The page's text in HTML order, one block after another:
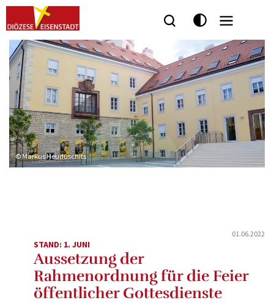
Seitenbereiche:
© Markus Heuduschits
01.06.2022
STAND: 1. JUNI
Aussetzung der
Rahmenordnung für die Feier
öffentlicher Gottesdienste